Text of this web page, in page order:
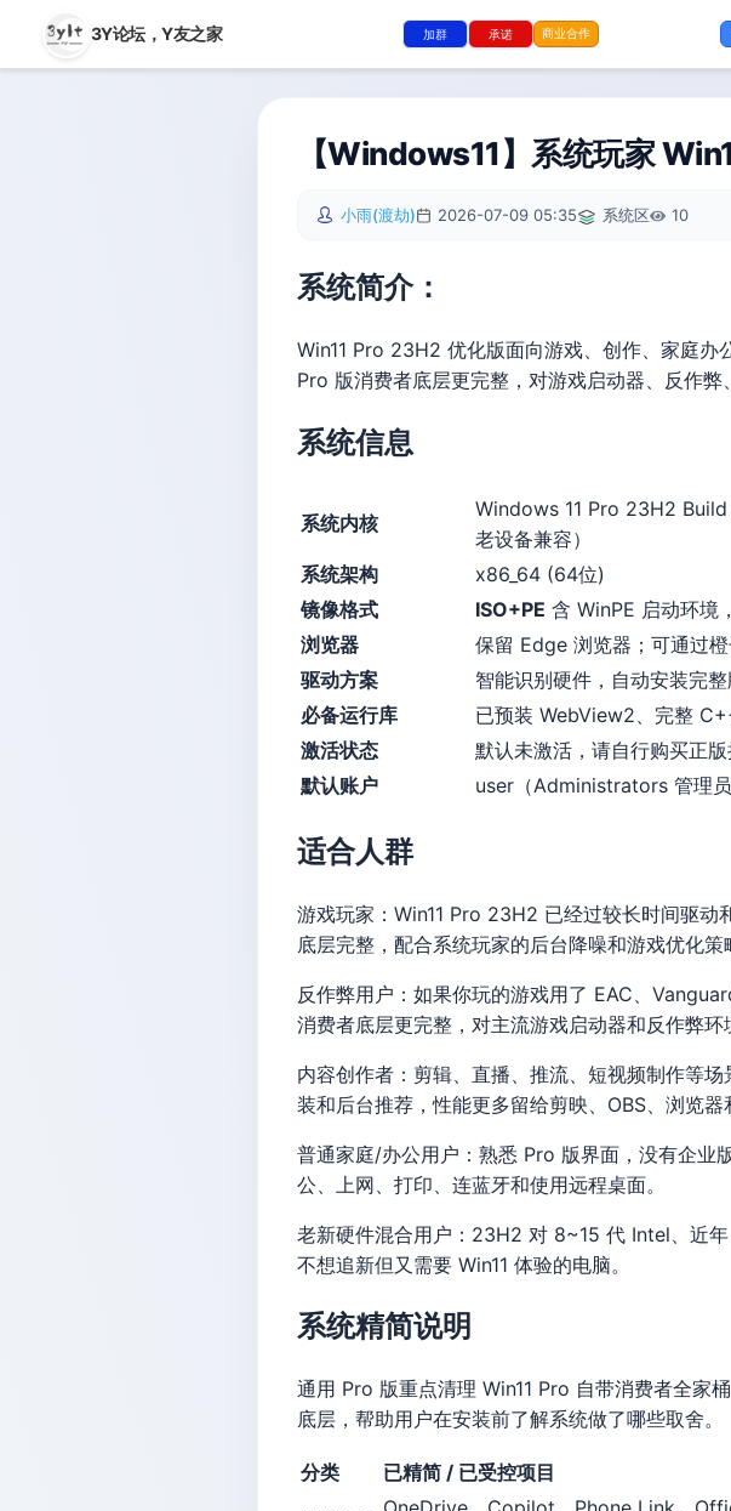
3Y论坛，Y友之家 加群 承诺 商业合作
【Windows11】系统玩家
小雨(渡劫) 2026-07-09 05:35 系统区 10
系统简介：
Win11 Pro 23H2 优化版面向游戏、创作、家庭办
Pro 版消费者底层更完整，对游戏启动器、反作弊
系统信息
系统内核
Windows 11 Pro 23H2 Build
老设备兼容）
系统架构
x86_64 (64位)
镜像格式
ISO+PE 含 WinPE 启动环
浏览器
保留 Edge 浏览器；可通过
驱动方案
智能识别硬件，自动安装完
必备运行库
已预装 WebView2、完整
激活状态
默认未激活，请自行购买正版
默认账户
user（Administrators 管理
适合人群
游戏玩家：Win11 Pro 23H2 已经过较长时间驱
底层完整，配合系统玩家的后台降噪和游戏优化
反作弊用户：如果你玩的游戏用了 EAC、
消费者底层更完整，对主流游戏启动器和反作弊环
内容创作者：剪辑、直播、推流、短视频制作等
装和后台推荐，性能更多留给剪映、OBS、浏览器
普通家庭/办公用户：熟悉 Pro 版界面，没有企业
公、上网、打印、连蓝牙和使用远程桌面。
老新硬件混合用户：23H2 对 8~15 代 Intel、近
不想追新但又需要 Win11 体验的电脑。
系统精简说明
通用 Pro 版重点清理 Win11 Pro 自带消费者全家
底层，帮助用户在安装前了解系统做了哪些取舍。
分类 已精简 / 已受控项目